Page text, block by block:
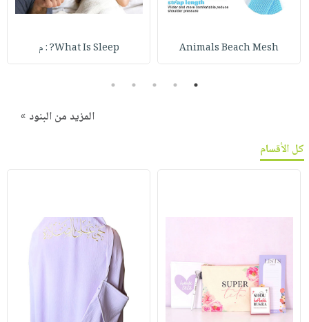
Animals Beach Mesh What Is Sleep? : م
1
2
3
4
5
المزيد من البنود »
كل الأقسام